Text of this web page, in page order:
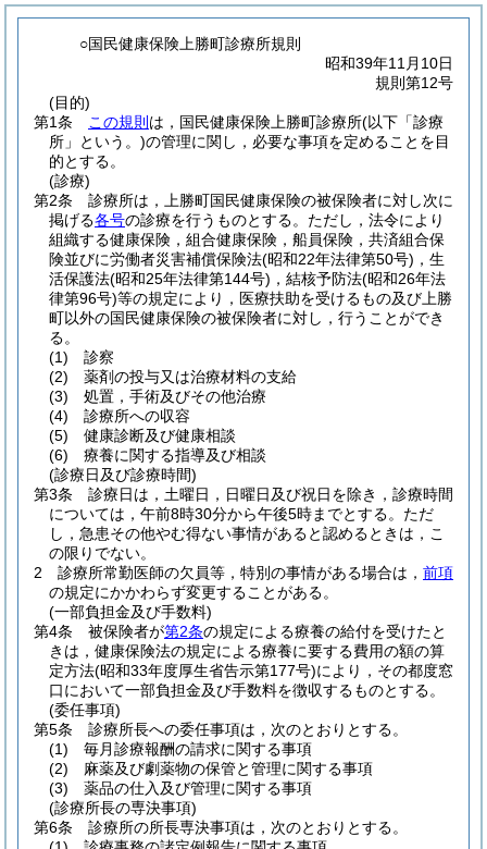
○国民健康保険上勝町診療所規則
昭和39年11月10日
規則第12号
(目的)
第1条
この規則 は，国民健康保険上勝町診療所(以下「診療
所」という。)の管理に関し，必要な事項を定めることを目
的とする。
(診療)
第2条
診療所は，上勝町国民健康保険の被保険者に対し次に
掲げる各号の診療を行うものとする。 ただし，法令により
組織する健康保険，組合健康保険，船員保険，共済組合保
険並びに労働者災害補償保険法(昭和22年法律第50号) ，生
活保護法(昭和25年法律第144号) ，結核予防法(昭和26年法
律第96号)等の規定により，医療扶助を受けるもの及び上勝
町以外の国民健康保険の被保険者に対し，行うことができ
る。
(1)
診察
(2)
薬剤の投与又は治療材料の支給
(3)
処置，手術及びその他治療
(4)
診療所への収容
(5)
健康診断及び健康相談
(6)
療養に関する指導及び相談
(診療日及び診療時間)
第3条
診療日は，土曜日，日曜日及び祝日を除き，診療時間
については，午前8時30分から午後5時までとする。 ただ
し，急患その他やむ得ない事情があると認めるときは，こ
の限りでない。
2
診療所常勤医師の欠員等，特別の事情がある場合は， 前項
の規定にかかわらず変更することがある。
(一部負担金及び手数料)
第4条
被保険者が第2条の規定による療養の給付を受けたと
きは，健康保険法の規定による療養に要する費用の額の算
定方法(昭和33年度厚生省告示第177号)により，その都度窓
口において一部負担金及び手数料を徴収するものとする。
(委任事項)
第5条
診療所長への委任事項は，次のとおりとする。
(1)
毎月診療報酬の請求に関する事項
(2)
麻薬及び劇薬物の保管と管理に関する事項
(3)
薬品の仕入及び管理に関する事項
(診療所長の専決事項)
第6条
診療所の所長専決事項は，次のとおりとする。